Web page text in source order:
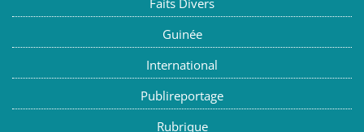
Faits Divers
Guinée
International
Publireportage
Rubrique